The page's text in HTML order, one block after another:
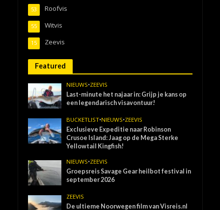
Roofvis
53
Witvis
55
Zeevis
15
Featured
NIEUWS•ZEEVIS
Last-minute het najaar in: Grijp je kans op
een legendarisch visavontuur!
BUCKETLIST•NIEUWS•ZEEVIS
Exclusieve Expeditie naar Robinson
Crusoe Island: Jaag op de Mega Sterke
Yellowtail Kingfish!
NIEUWS•ZEEVIS
Groepsreis Savage Gear heilbot festival in
september 2026
ZEEVIS
De ultieme Noorwegen film van Visreis.nl